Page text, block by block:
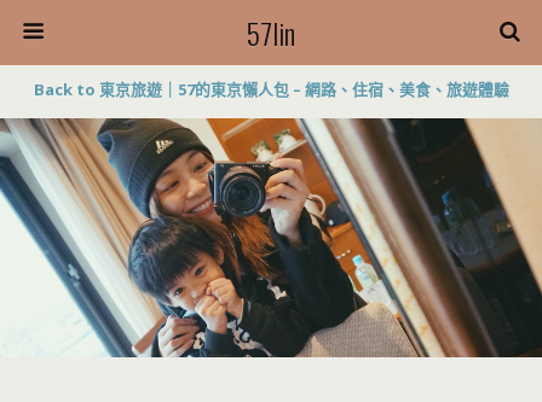
57lin
Back to 東京旅遊｜57的東京懶人包 – 網路、住宿、美食、旅遊體驗